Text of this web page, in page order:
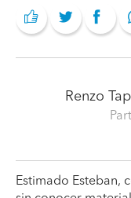
Renzo
Estimado Esteban,